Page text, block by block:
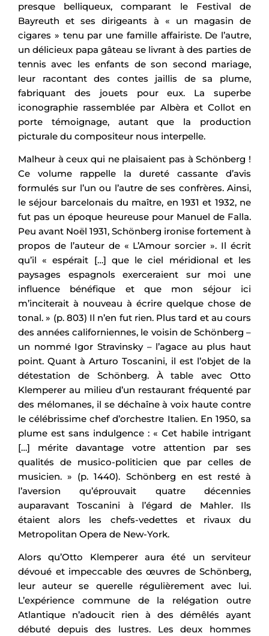
presque belliqueux, comparant le Festival de
Bayreuth et ses dirigeants à « un magasin de
cigares » tenu par une famille affairiste. De l’autre,
un délicieux papa gâteau se livrant à des parties de
tennis avec les enfants de son second mariage,
leur racontant des contes jaillis de sa plume,
fabriquant des jouets pour eux. La superbe
iconographie rassemblée par Albèra et Collot en
porte témoignage, autant que la production
picturale du compositeur nous interpelle.
Malheur à ceux qui ne plaisaient pas à Schönberg !
Ce volume rappelle la dureté cassante d’avis
formulés sur l’un ou l’autre de ses confrères. Ainsi,
le séjour barcelonais du maître, en 1931 et 1932, ne
fut pas un époque heureuse pour Manuel de Falla.
Peu avant Noël 1931, Schönberg ironise fortement à
propos de l’auteur de « L’Amour sorcier ». Il écrit
qu’il « espérait […] que le ciel méridional et les
paysages espagnols exerceraient sur moi une
influence bénéfique et que mon séjour ici
m’inciterait à nouveau à écrire quelque chose de
tonal. » (p. 803) Il n’en fut rien. Plus tard et au cours
des années californiennes, le voisin de Schönberg –
un nommé Igor Stravinsky – l’agace au plus haut
point. Quant à Arturo Toscanini, il est l’objet de la
détestation de Schönberg. À table avec Otto
Klemperer au milieu d’un restaurant fréquenté par
des mélomanes, il se déchaîne à voix haute contre
le célébrissime chef d’orchestre Italien. En 1950, sa
plume est sans indulgence : « Cet habile intrigant
[…] mérite davantage votre attention par ses
qualités de musico-politicien que par celles de
musicien. » (p. 1440). Schönberg en est resté à
l’aversion qu’éprouvait quatre décennies
auparavant Toscanini à l’égard de Mahler. Ils
étaient alors les chefs-vedettes et rivaux du
Metropolitan Opera de New-York.
Alors qu’Otto Klemperer aura été un serviteur
dévoué et impeccable des œuvres de Schönberg,
leur auteur se querelle régulièrement avec lui.
L’expérience commune de la relégation outre
Atlantique n’adoucit rien à des démêlés ayant
débuté depuis des lustres. Les deux hommes